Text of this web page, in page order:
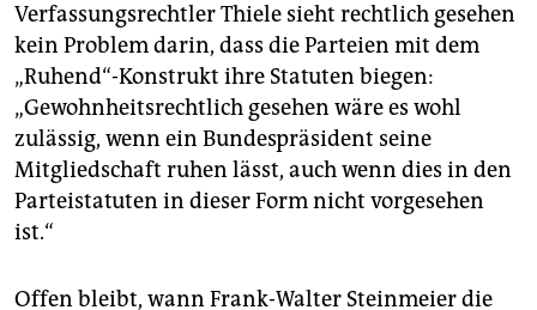
Verfassungsrechtler Thiele sieht rechtlich gesehen
kein Problem darin, dass die Parteien mit dem
„Ruhend“-Konstrukt ihre Statuten biegen:
„Gewohnheitsrechtlich gesehen wäre es wohl
zulässig, wenn ein Bundespräsident seine
Mitgliedschaft ruhen lässt, auch wenn dies in den
Parteistatuten in dieser Form nicht vorgesehen
ist.“
Offen bleibt, wann Frank-Walter Steinmeier die